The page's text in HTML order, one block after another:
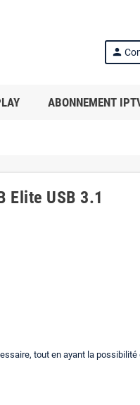
person
ABONNEMENT
Elite USB 3.1
tout en ayant la